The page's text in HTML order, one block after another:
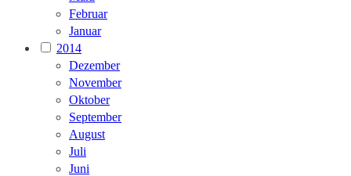
Februar
Januar
2014
Dezember
November
Oktober
September
August
Juli
Juni